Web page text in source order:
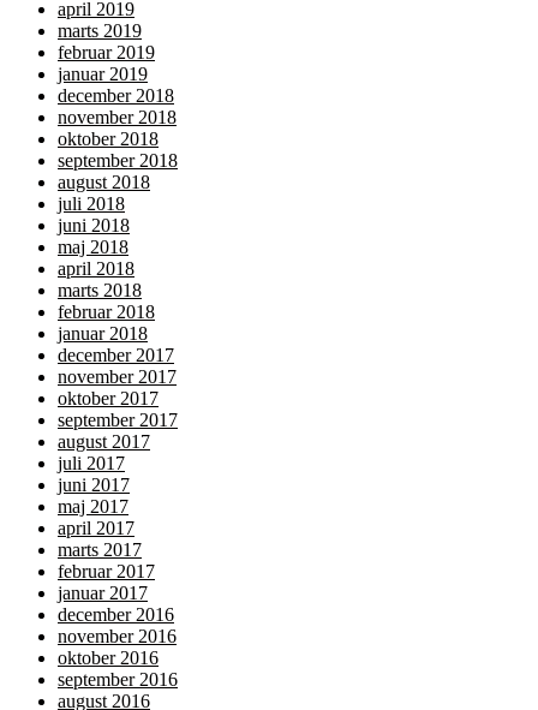
april 2019
marts 2019
februar 2019
januar 2019
december 2018
november 2018
oktober 2018
september 2018
august 2018
juli 2018
juni 2018
maj 2018
april 2018
marts 2018
februar 2018
januar 2018
december 2017
november 2017
oktober 2017
september 2017
august 2017
juli 2017
juni 2017
maj 2017
april 2017
marts 2017
februar 2017
januar 2017
december 2016
november 2016
oktober 2016
september 2016
august 2016